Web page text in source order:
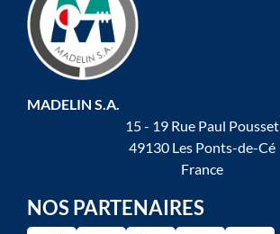
MADELIN S.A.
15 - 19 Rue Paul Pousset
49130 Les Ponts-de-Cé
France
NOS PARTENAIRES